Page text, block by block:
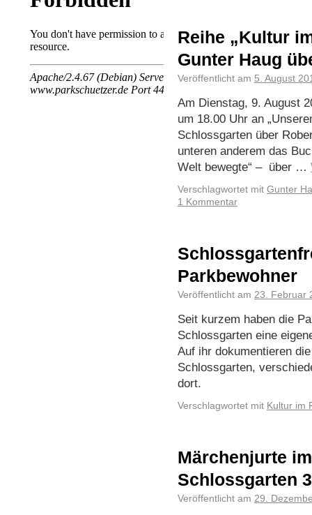
Reihe „Kultur
Gunter Haug
Veröffentlicht am 5. August
Am Dienstag, 9. August
um 18.00 Uhr an
Schlossgarten über
unteren anderem das
Welt bewegte“ – über …
Verschlagwortet mit Gunter
1 Kommentar
Parkbewohner
Veröffentlicht am 23. Februar
Seit kurzem haben die
Schlossgarten eine
Auf ihr dokumentieren
Schlossgarten,
dort.
Verschlagwortet mit Kultur im
Märchenjurte
Schlossgarten
Veröffentlicht am 29.